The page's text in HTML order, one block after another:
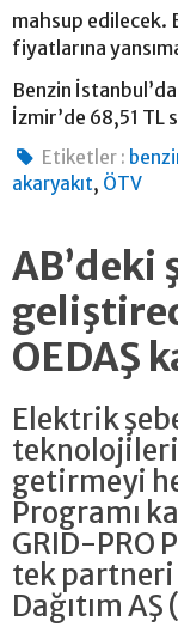
mahsup edilecek.
fiyatlarına
Benzin
İzmir’de 68,51 TL
Etiketler :
akaryakıt, ÖTV
AB’deki
OEDAŞ
Elektrik
getirmeyi
Programı
GRID-PRO
tek
Dağıtım